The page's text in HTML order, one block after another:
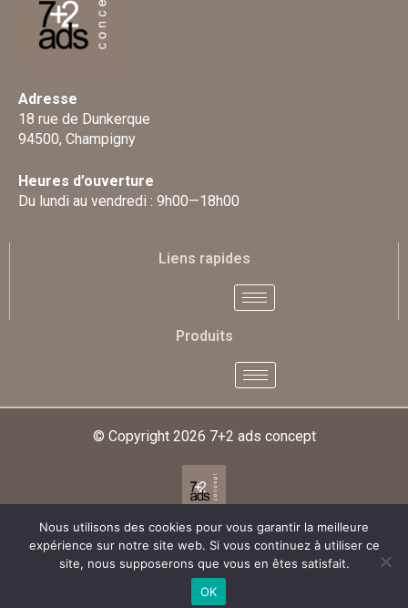
Adresse
18 rue de Dunkerque
94500, Champigny
Heures d’ouverture
Du lundi au vendredi : 9h00—18h00
Liens rapides
Produits
© Copyright 2026 7+2 ads concept
Designed & Developed By
Nous utilisons des cookies pour vous garantir la meilleure
expérience sur notre site web. Si vous continuez à utiliser ce
site, nous supposerons que vous en êtes satisfait.
OK